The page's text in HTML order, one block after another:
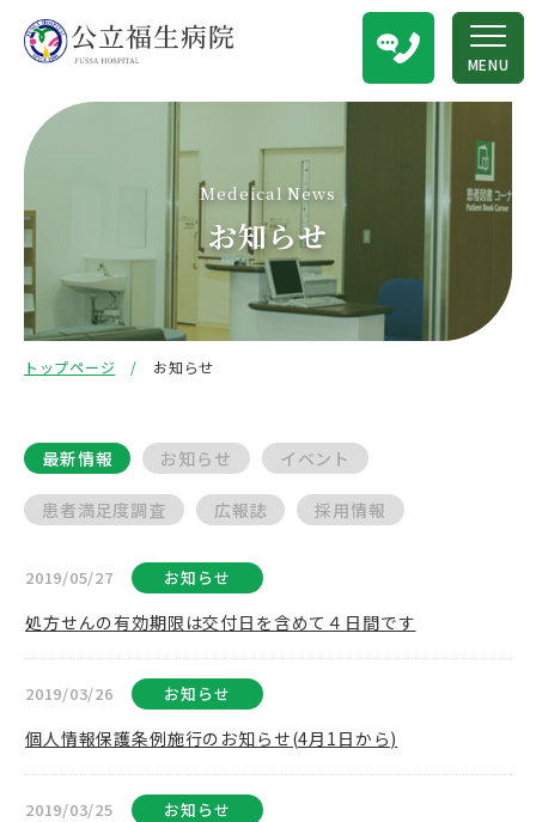
MENU
Medeical News
お知らせ
トップページ お知らせ
最新情報 お知らせ イベント
患者満足度調査 広報誌 採用情報
2019/05/27 お知らせ
処方せんの有効期限は交付日を含めて４日間です
2019/03/26 お知らせ
個人情報保護条例施行のお知らせ(4月1日から)
2019/03/25 お知らせ